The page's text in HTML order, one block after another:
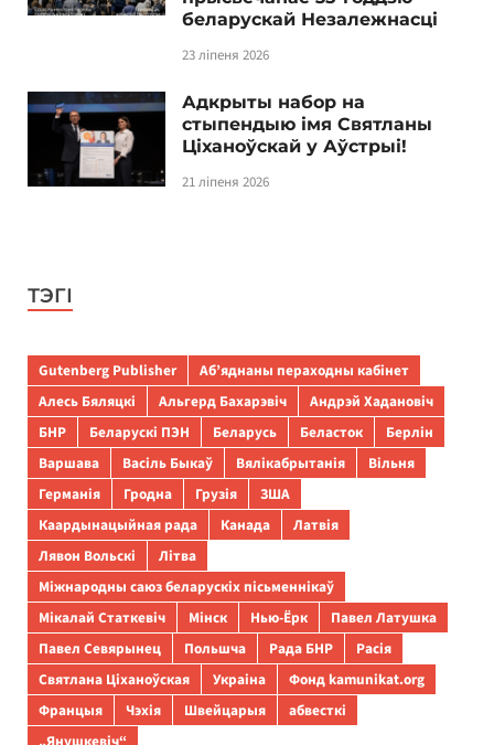
беларускай Незалежнасці
23 ліпеня 2026
Адкрыты набор на
стыпендыю імя Святланы
Ціханоўскай у Аўстрыі!
21 ліпеня 2026
ТЭГІ
Gutenberg Publisher
Аб’яднаны пераходны кабінет
Алесь Бяляцкі
Альгерд Бахарэвіч
Андрэй Хадановіч
БНР
Беларускі ПЭН Беларусь Беласток
Берлін
Варшава
Васіль Быкаў Вялікабрытанія
Вільня
Германія
Гродна Грузія
ЗША
Каардынацыйная рада
Канада
Латвія
Лявон Вольскі
Літва
Міжнародны саюз беларускіх пісьменнікаў
Мікалай Статкевіч
Мінск Нью-Ёрк
Павел Латушка
Павел Севярынец
Польшча Рада БНР
Расія
Святлана Ціханоўская
Украіна
Фонд kamunikat.org
Францыя
Чэхія Швейцарыя
абвесткі
„Янушкевіч“